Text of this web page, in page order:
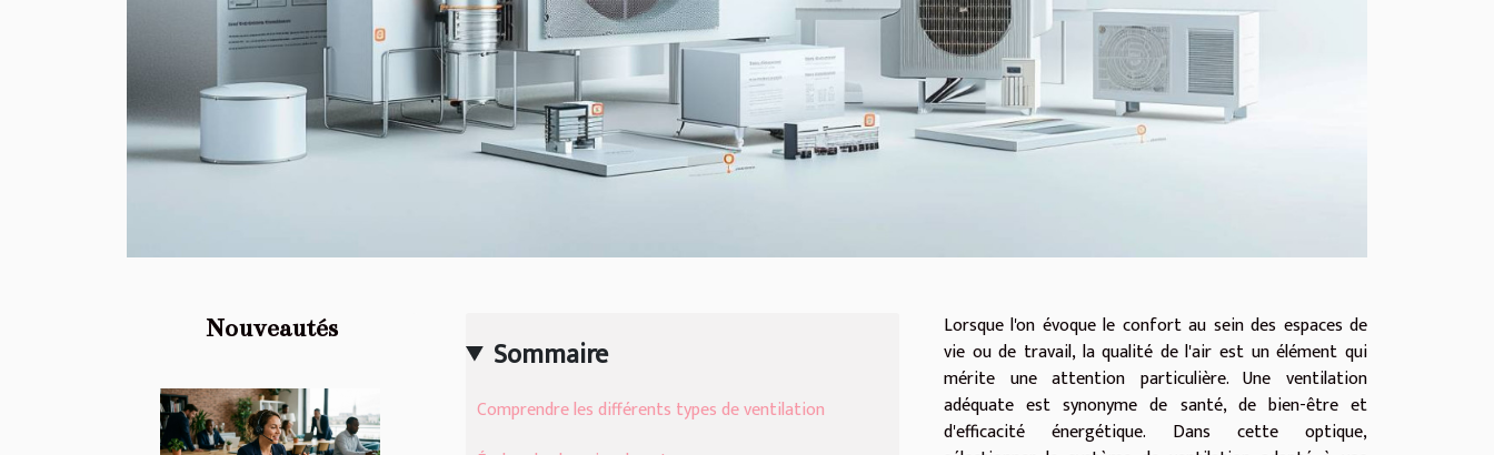
Nouveautés
Sommaire
Comprendre les différents types de ventilation
Lorsque l'on évoque le confort au sein des espaces de
vie ou de travail, la qualité de l'air est un élément qui
mérite une attention particulière. Une ventilation
adéquate est synonyme de santé, de bien-être et
d'efficacité énergétique. Dans cette optique,